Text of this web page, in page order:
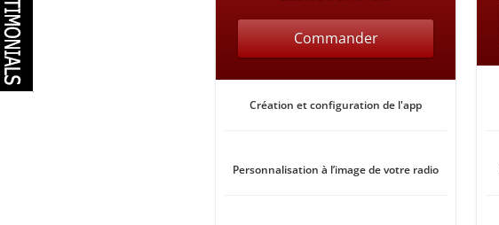
Commander
Création et configuration de l'app
Personnalisation à l’image de votre radio